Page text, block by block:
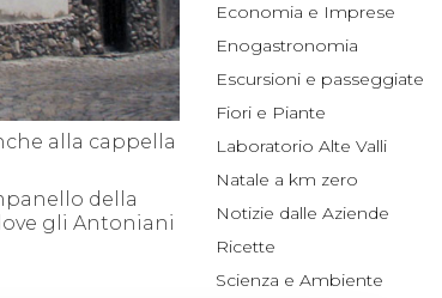
alla cappella
della
gli Antoniani
Economia e Imprese
Enogastronomia
Escursioni e passeggiate
Fiori e Piante
Laboratorio Alte Valli
Natale a km zero
Notizie dalle Aziende
Ricette
Scienza e Ambiente